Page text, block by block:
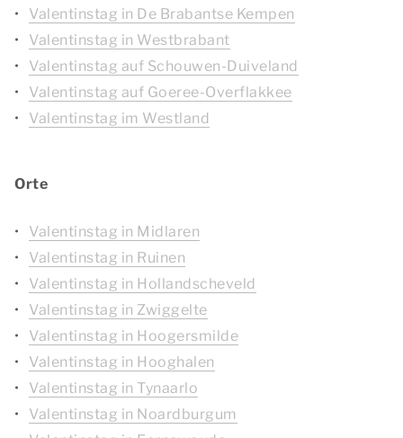
Valentinstag in De Brabantse Kempen
Valentinstag in Westbrabant
Valentinstag auf Schouwen-Duiveland
Valentinstag auf Goeree-Overflakkee
Valentinstag im Westland
Orte
Valentinstag in Midlaren
Valentinstag in Ruinen
Valentinstag in Hollandscheveld
Valentinstag in Zwiggelte
Valentinstag in Hoogersmilde
Valentinstag in Hooghalen
Valentinstag in Tynaarlo
Valentinstag in Noardburgum